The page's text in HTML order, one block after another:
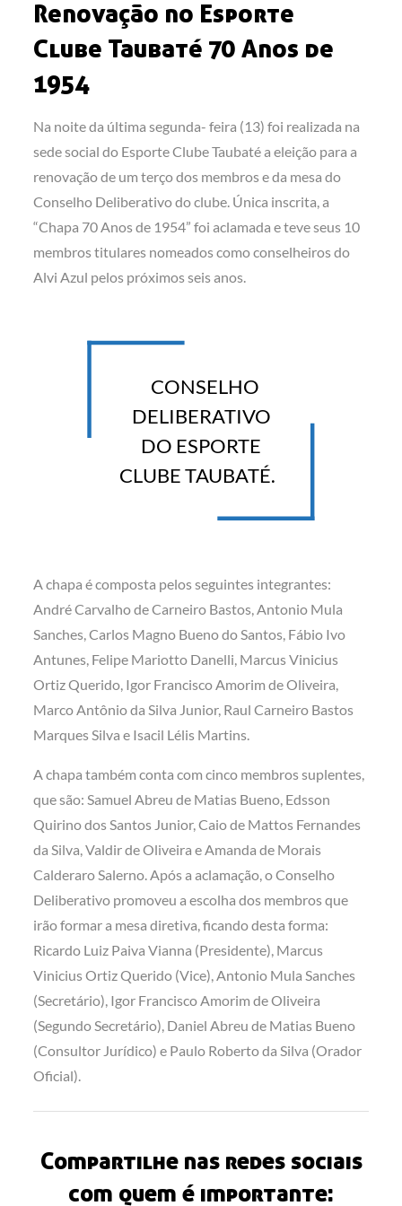
Renovação no Esporte
Clube Taubaté 70 Anos de
1954
Na noite da última segunda- feira (13) foi realizada na
sede social do Esporte Clube Taubaté a eleição para a
renovação de um terço dos membros e da mesa do
Conselho Deliberativo do clube. Única inscrita, a
“Chapa 70 Anos de 1954” foi aclamada e teve seus 10
membros titulares nomeados como conselheiros do
Alvi Azul pelos próximos seis anos.
CONSELHO
DELIBERATIVO
DO ESPORTE
CLUBE TAUBATÉ.
A chapa é composta pelos seguintes integrantes:
André Carvalho de Carneiro Bastos, Antonio Mula
Sanches, Carlos Magno Bueno do Santos, Fábio Ivo
Antunes, Felipe Mariotto Danelli, Marcus Vinicius
Ortiz Querido, Igor Francisco Amorim de Oliveira,
Marco Antônio da Silva Junior, Raul Carneiro Bastos
Marques Silva e Isacil Lélis Martins.
A chapa também conta com cinco membros suplentes,
que são: Samuel Abreu de Matias Bueno, Edsson
Quirino dos Santos Junior, Caio de Mattos Fernandes
da Silva, Valdir de Oliveira e Amanda de Morais
Calderaro Salerno. Após a aclamação, o Conselho
Deliberativo promoveu a escolha dos membros que
irão formar a mesa diretiva, ficando desta forma:
Ricardo Luiz Paiva Vianna (Presidente), Marcus
Vinicius Ortiz Querido (Vice), Antonio Mula Sanches
(Secretário), Igor Francisco Amorim de Oliveira
(Segundo Secretário), Daniel Abreu de Matias Bueno
(Consultor Jurídico) e Paulo Roberto da Silva (Orador
Oficial).
Compartilhe nas redes sociais
com quem é importante: